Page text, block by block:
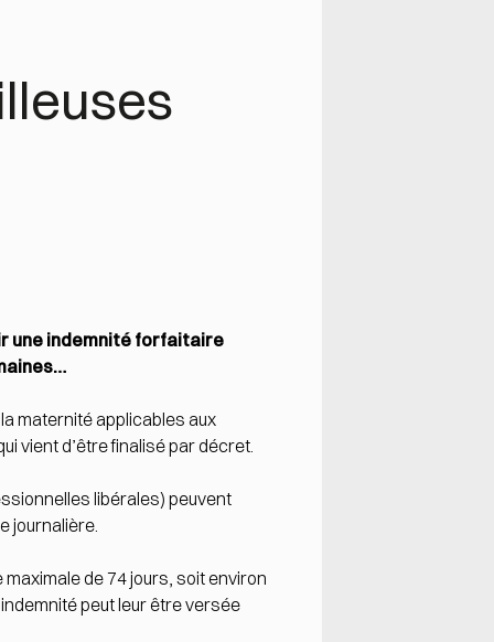
une indemnité forfaitaire
maternité applicables aux
vient d’être finalisé par décret.
libérales) peuvent
journalière.
de 74 jours, soit environ
peut leur être versée